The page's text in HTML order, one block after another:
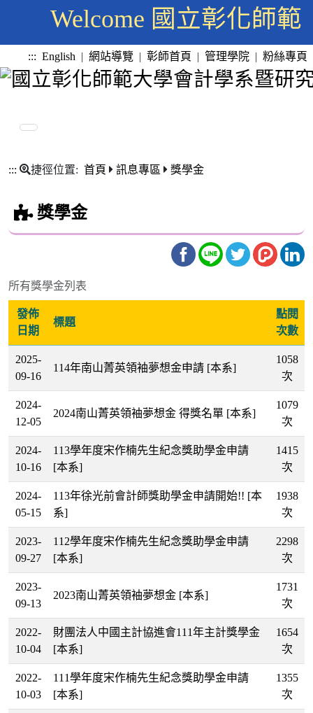
Welcome 國立彰化師
::: English | 網站導覽 | 彰師首頁 | 管理學院 | 粉絲專頁
::: 捷徑位置: 首頁 訊息專區 獎學金
獎學金
所有獎學金列表
發佈
日期
標題
點閱
次數
2025-
09-16
114年南山菁英領袖夢想金申請 [本系]
1058
次
2024-
12-05
2024南山菁英領袖夢想金 得獎名單 [本系]
1079
次
2024-
10-16
113學年度宋作楠先生紀念獎助學金申請
[本系]
1415
次
2024-
05-15
113年徐光前會計師獎助學金申請開始!! [本
系]
1938
次
2023-
09-27
112學年度宋作楠先生紀念獎助學金申請
[本系]
2298
次
2023-
09-13
2023南山菁英領袖夢想金 [本系]
1731
次
2022-
10-04
財團法人中國主計協進會111年主計獎學金
[本系]
1654
次
2022-
10-03
111學年度宋作楠先生紀念獎助學金申請
[本系]
1355
次